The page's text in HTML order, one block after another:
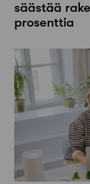
säästää
prosenttia